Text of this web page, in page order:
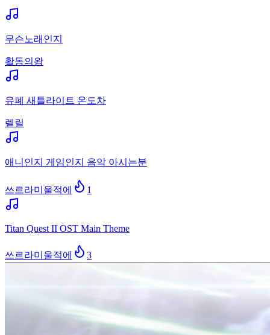
무슨노래인지
활동의왕
유폐 새틀라이트 온도차
렡릴
애니인지 게임인지 음악 아시는분
쓰르라미울적에 1
Titan Quest II OST Main Theme
쓰르라미울적에 3